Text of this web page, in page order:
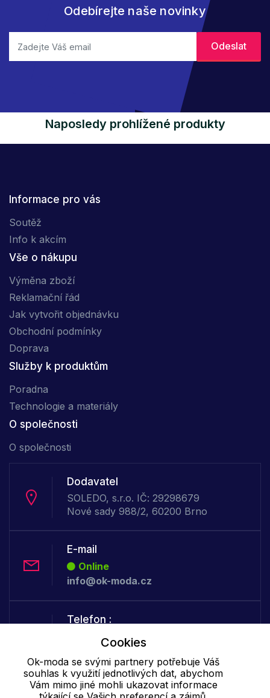
Odebírejte naše novinky
Naposledy prohlížené produkty
Informace pro vás
Soutěž
Info k akcím
Vše o nákupu
Výměna zboží
Reklamační řád
Jak vytvořit objednávku
Obchodní podmínky
Doprava
Služby k produktům
Poradna
Technologie a materiály
O společnosti
O společnosti
Dodavatel
SOLEDO, s.r.o. IČ: 29298679
Nové sady 988/2, 60200 Brno
E-mail
Online
info@ok-moda.cz
Telefon :
Offline
+420 702 000 160
Cookie - podrobné nastavení| Další informace|Ochrana osobních
Cookies
Ok-moda se svými partnery potřebuje Váš
souhlas k využití jednotlivých dat, abychom
Vám mimo jiné mohli ukazovat informace